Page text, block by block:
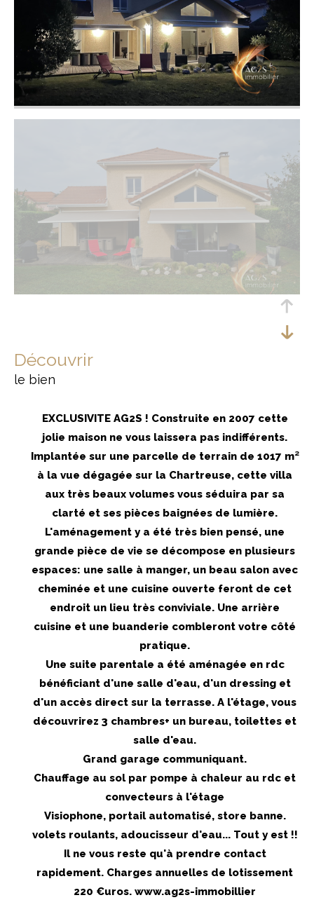
découvrir
le bien
EXCLUSIVITE AG2S ! Construite en 2007 cette
jolie maison ne vous laissera pas indifférents.
Implantée sur une parcelle de terrain de 1017 m²
à la vue dégagée sur la Chartreuse, cette villa
aux très beaux volumes vous séduira par sa
clarté et ses pièces baignées de lumière.
L'aménagement y a été très bien pensé, une
grande pièce de vie se décompose en plusieurs
espaces: une salle à manger, un beau salon avec
cheminée et une cuisine ouverte feront de cet
endroit un lieu très conviviale. Une arrière
cuisine et une buanderie combleront votre côté
pratique.
Une suite parentale a été aménagée en rdc
bénéficiant d'une salle d'eau, d'un dressing et
d'un accès direct sur la terrasse. A l'étage, vous
découvrirez 3 chambres+ un bureau, toilettes et
salle d'eau.
Grand garage communiquant.
Chauffage au sol par pompe à chaleur au rdc et
convecteurs à l'étage
Visiophone, portail automatisé, store banne.
volets roulants, adoucisseur d'eau... Tout y est !!
Il ne vous reste qu'à prendre contact
rapidement. Charges annuelles de lotissement
220 €uros. www.ag2s-immobillier